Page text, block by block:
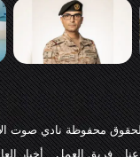
محفوظة نادي صوت
عنا فريق العمل أخبار